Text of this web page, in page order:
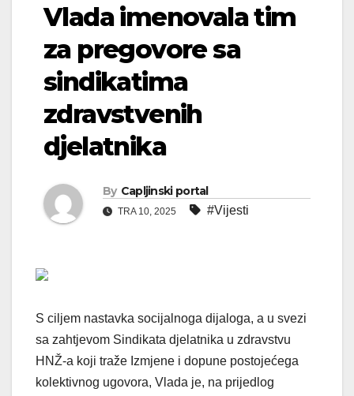
Vlada imenovala tim
za pregovore sa
sindikatima
zdravstvenih
djelatnika
By Capljinski portal
TRA 10, 2025 #Vijesti
S ciljem nastavka socijalnoga dijaloga, a u svezi
sa zahtjevom Sindikata djelatnika u zdravstvu
HNŽ-a koji traže Izmjene i dopune postojećega
kolektivnog ugovora, Vlada je, na prijedlog